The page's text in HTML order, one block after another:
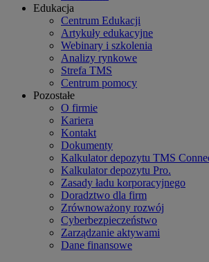
Edukacja
Centrum Edukacji
Artykuły edukacyjne
Webinary i szkolenia
Analizy rynkowe
Strefa TMS
Centrum pomocy
Pozostałe
O firmie
Kariera
Kontakt
Dokumenty
Kalkulator depozytu TMS
Kalkulator depozytu Pro.
Zasady ładu korporacyjnego
Doradztwo dla firm
Zrównoważony rozwój
Cyberbezpieczeństwo
Zarządzanie aktywami
Dane finansowe